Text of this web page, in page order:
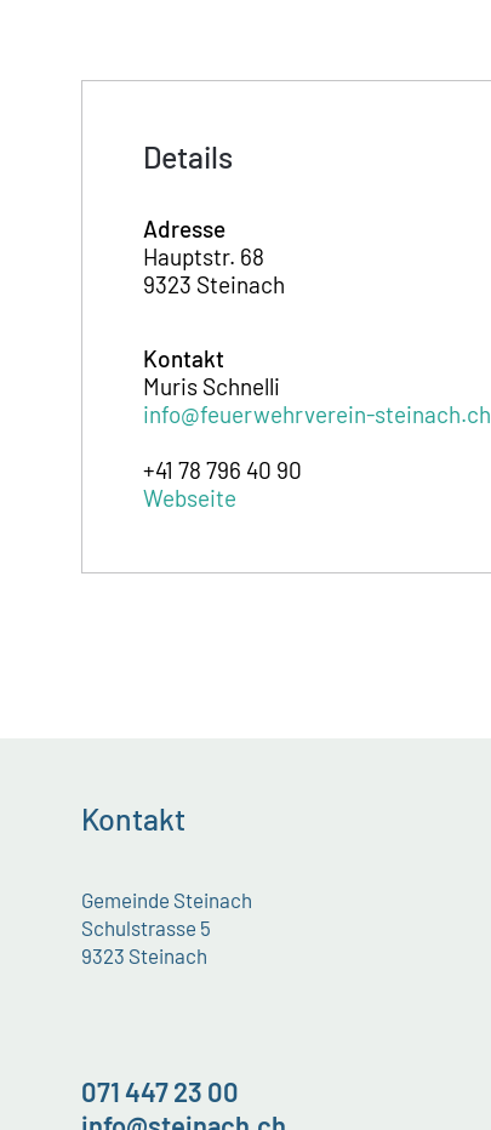
Details
Adresse
Hauptstr. 68
9323 Steinach
Kontakt
Muris Schnelli
info@feuerwehrverein-steinach.ch
+41 78 796 40 90
Webseite
Kontakt
Gemeinde Steinach
Schulstrasse 5
9323 Steinach
071 447 23 00